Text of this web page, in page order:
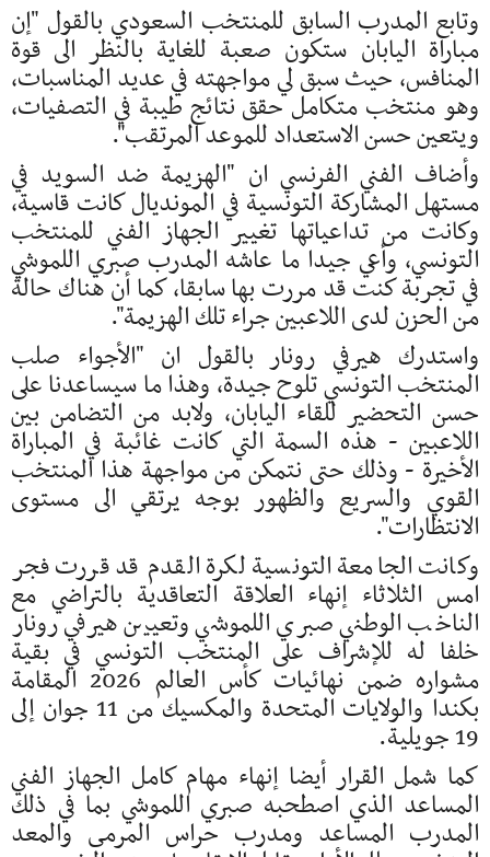
وتابع المدرب السابق للمنتخب السعودي بالقول "إن
مباراة اليابان ستكون صعبة للغاية بالنظر الى قوة
المنافس، حيث سبق لي مواجهته في عديد المناسبات،
وهو منتخب متكامل حقق نتائج طيبة في التصفيات،
ويتعين حسن الاستعداد للموعد المرتقب".
وأضاف الفني الفرنسي ان "الهزيمة ضد السويد في
مستهل المشاركة التونسية في المونديال كانت قاسية،
وكانت من تداعياتها تغيير الجهاز الفني للمنتخب
التونسي، وأعي جيدا ما عاشه المدرب صبري اللموشي
في تجربة كنت قد مررت بها سابقا، كما أن هناك حالة
من الحزن لدى اللاعبين جراء تلك الهزيمة".
واستدرك هيرفي رونار بالقول ان "الأجواء صلب
المنتخب التونسي تلوح جيدة، وهذا ما سيساعدنا على
حسن التحضير للقاء اليابان، ولابد من التضامن بين
اللاعبين - هذه السمة التي كانت غائبة في المباراة
الأخيرة - وذلك حتى نتمكن من مواجهة هذا المنتخب
القوي والسريع والظهور بوجه يرتقي الى مستوى
الانتظارات".
وكانت الجامعة التونسية لكرة القدم قد قررت فجر
امس الثلاثاء إنهاء العلاقة التعاقدية بالتراضي مع
الناخب الوطني صبري اللموشي وتعيين هيرفي رونار
خلفا له للإشراف على المنتخب التونسي في بقية
مشواره ضمن نهائيات كأس العالم 2026 المقامة
بكندا والولايات المتحدة والمكسيك من 11 جوان إلى
19 جويلية.
كما شمل القرار أيضا إنهاء مهام كامل الجهاز الفني
المساعد الذي اصطحبه صبري اللموشي بما في ذلك
المدرب المساعد ومدرب حراس المرمى والمعد